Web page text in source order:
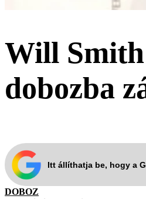
Will Smith
dobozba
Itt állíthatja be, hogy a
DOBOZ